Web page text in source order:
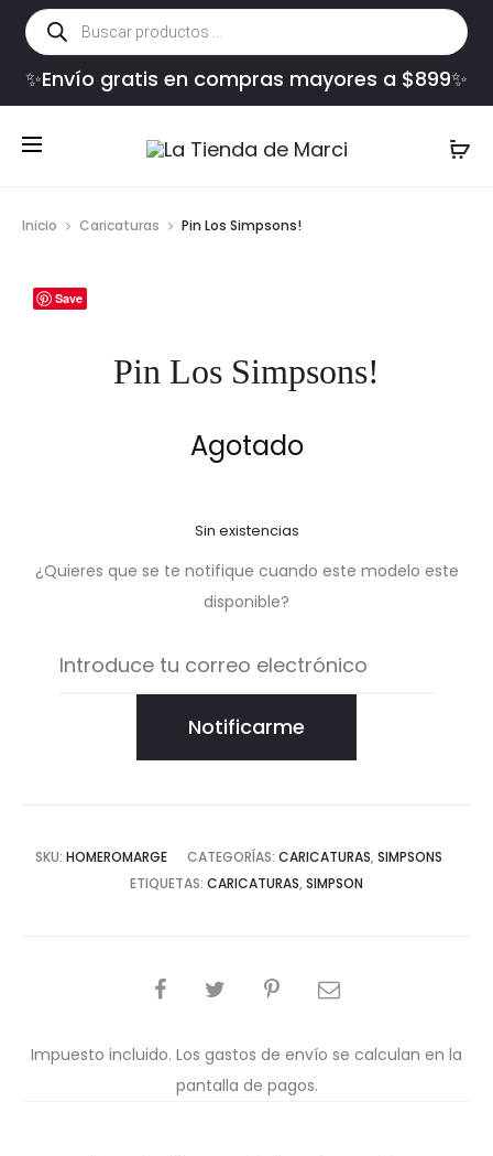
Búsqueda
de
productos
✨Envío gratis en compras mayores a $899✨
Inicio Caricaturas Pin Los Simpsons!
Save
Pin Los Simpsons!
Agotado
Sin existencias
¿Quieres que se te notifique cuando este modelo este
disponible?
Notificarme
SKU: HOMEROMARGE CATEGORÍAS: CARICATURAS, SIMPSONS
ETIQUETAS: CARICATURAS, SIMPSON
COMPARTIR
Impuesto incluido. Los gastos de envío se calculan en la
pantalla de pagos.